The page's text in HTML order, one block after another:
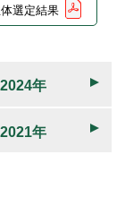
選定結果
2024年
2021年